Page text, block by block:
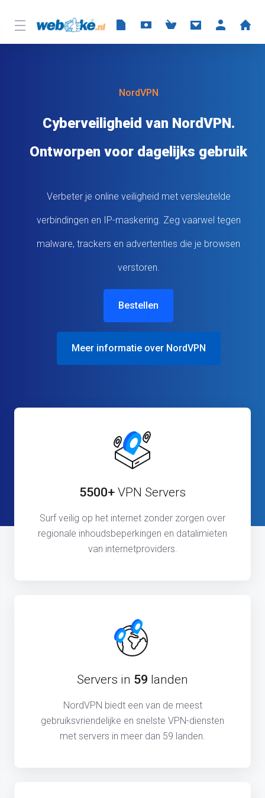
NordVPN
Cyberveiligheid van NordVPN.
Ontworpen voor dagelijks gebruik
Verbeter je online veiligheid met versleutelde
verbindingen en IP-maskering. Zeg vaarwel tegen
malware, trackers en advertenties die je browsen
verstoren.
Bestellen
Meer informatie over NordVPN
5500+ VPN Servers
Surf veilig op het internet zonder zorgen over
regionale inhoudsbeperkingen en datalimieten
van internetproviders.
Servers in 59 landen
NordVPN biedt een van de meest
gebruiksvriendelijke en snelste VPN-diensten
met servers in meer dan 59 landen.